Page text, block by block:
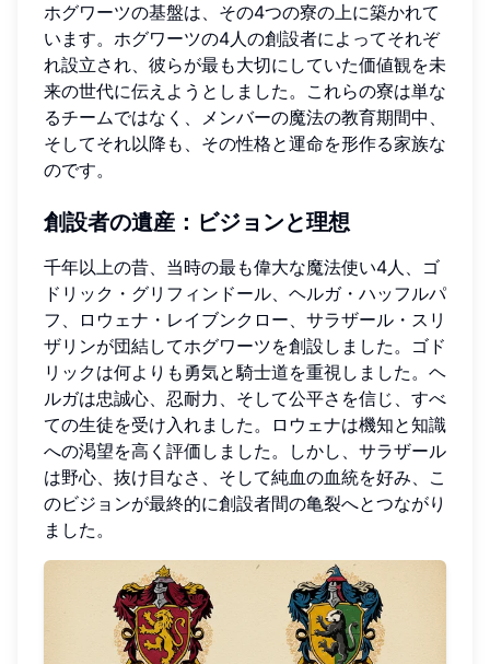
ホグワーツの基盤は、その4つの寮の上に築かれて
います。ホグワーツの4人の創設者によってそれぞ
れ設立され、彼らが最も大切にしていた価値観を未
来の世代に伝えようとしました。これらの寮は単な
るチームではなく、メンバーの魔法の教育期間中、
そしてそれ以降も、その性格と運命を形作る家族な
のです。
創設者の遺産：ビジョンと理想
千年以上の昔、当時の最も偉大な魔法使い4人、ゴ
ドリック・グリフィンドール、ヘルガ・ハッフルパ
フ、ロウェナ・レイブンクロー、サラザール・スリ
ザリンが団結してホグワーツを創設しました。ゴド
リックは何よりも勇気と騎士道を重視しました。ヘ
ルガは忠誠心、忍耐力、そして公平さを信じ、すべ
ての生徒を受け入れました。ロウェナは機知と知識
への渇望を高く評価しました。しかし、サラザール
は野心、抜け目なさ、そして純血の血統を好み、こ
のビジョンが最終的に創設者間の亀裂へとつながり
ました。